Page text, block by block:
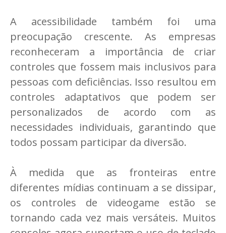
A acessibilidade também foi uma
preocupação crescente. As empresas
reconheceram a importância de criar
controles que fossem mais inclusivos para
pessoas com deficiências. Isso resultou em
controles adaptativos que podem ser
personalizados de acordo com as
necessidades individuais, garantindo que
todos possam participar da diversão.
À medida que as fronteiras entre
diferentes mídias continuam a se dissipar,
os controles de videogame estão se
tornando cada vez mais versáteis. Muitos